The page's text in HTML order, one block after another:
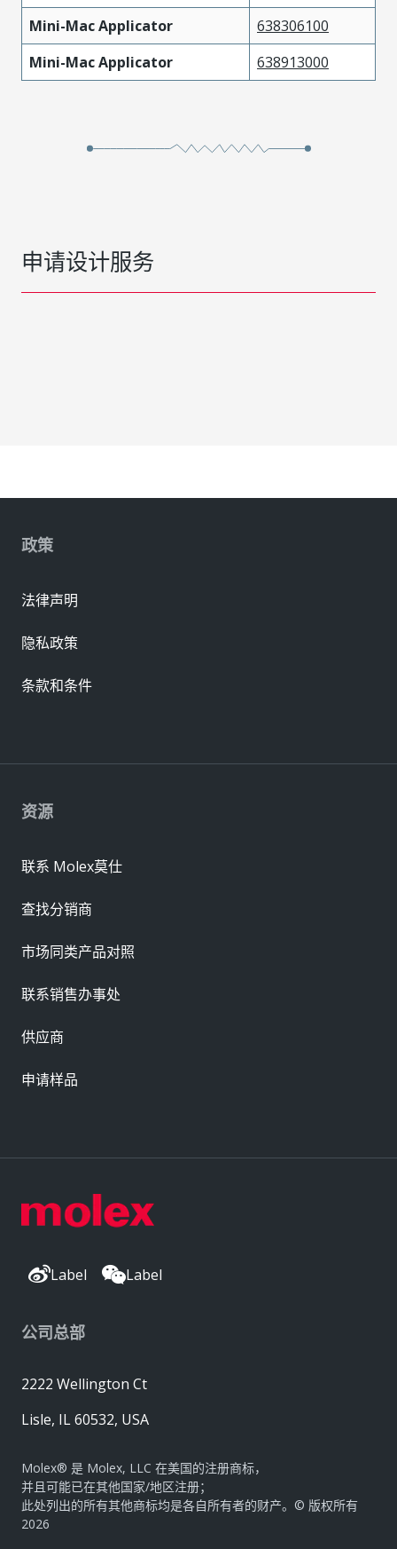
Mini-Mac Applicator
638306100
Mini-Mac Applicator
638913000
申请设计服务
Label Label
公司总部
2222 Wellington Ct
Lisle, IL 60532, USA
Molex® 是 Molex, LLC 在美国的注册商标，
并且可能已在其他国家/地区注册；
此处列出的所有其他商标均是各自所有者的财产。© 版权所有
2026
资源
联系 Molex莫仕
查找分销商
市场同类产品对照
联系销售办事处
供应商
申请样品
政策
法律声明
隐私政策
条款和条件